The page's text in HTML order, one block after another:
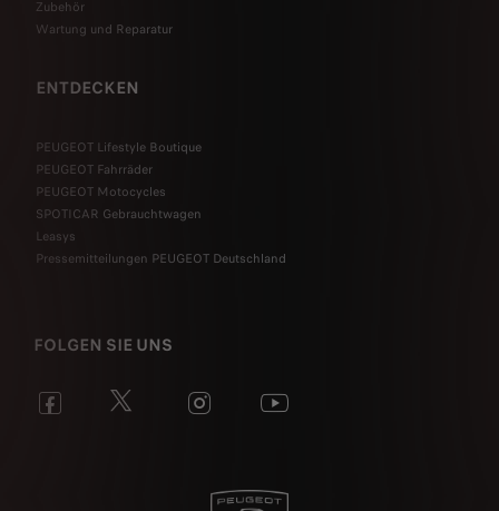
Zubehör
Wartung und Reparatur
ENTDECKEN
PEUGEOT Lifestyle Boutique
PEUGEOT Fahrräder
PEUGEOT Motocycles
SPOTICAR Gebrauchtwagen
Leasys
Pressemitteilungen PEUGEOT Deutschland
FOLGEN SIE UNS